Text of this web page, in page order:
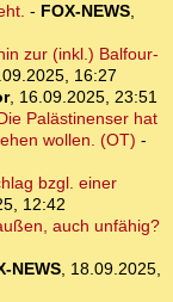
- FOX-NEWS,
zur (inkl.) Balfour-
16:27
, 16.09.2025, 23:51
Palästinenser hat
wollen. (OT) -
bzgl. einer
12:42
auch unfähig?
NEWS, 18.09.2025,